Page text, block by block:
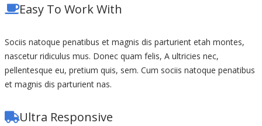
Easy To Work With
Sociis natoque penatibus et magnis dis parturient etah montes,
nascetur ridiculus mus. Donec quam felis, A ultricies nec,
pellentesque eu, pretium quis, sem. Cum sociis natoque penatibus
et magnis dis parturient nas.
Ultra Responsive